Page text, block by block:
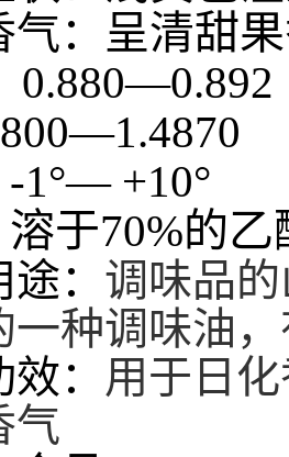
： 呈清甜
0.880—0.892
—1.4870
-1°—+10°
溶于70%的乙
： 调味品
一种调味油
：
用于日
气